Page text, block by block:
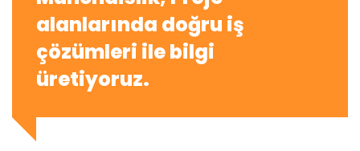
alanlarında doğru iş
çözümleri ile bilgi
üretiyoruz.